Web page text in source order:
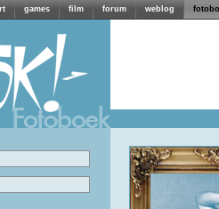
games film forum weblog